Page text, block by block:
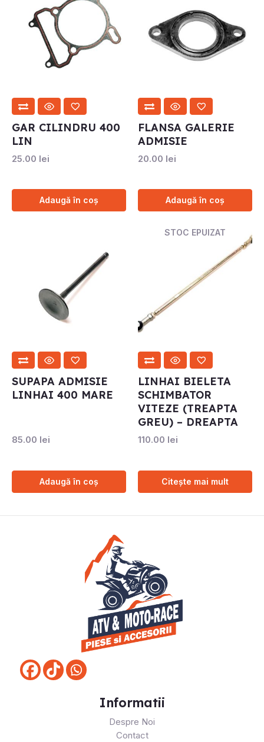
GAR CILINDRU 400
LIN
25.00 lei
Adaugă în coș
FLANSA GALERIE
ADMISIE
20.00 lei
Adaugă în coș
SUPAPA ADMISIE
LINHAI 400 MARE
85.00 lei
Adaugă în coș
STOC EPUIZAT
LINHAI BIELETA
SCHIMBATOR
VITEZE (TREAPTA
GREU) – DREAPTA
110.00 lei
Citește mai mult
Informatii
Despre Noi
Contact